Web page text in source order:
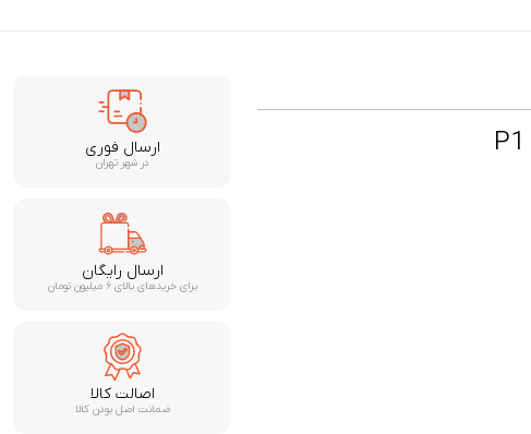
ارسال فوری
در شهر تهران
ارسال رایگان
برای خریدهای بالای ۶ میلیون تومان
اصالت کالا
ضمانت اصل بودن کالا